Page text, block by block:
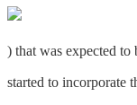
) that was expected
started to incorporate